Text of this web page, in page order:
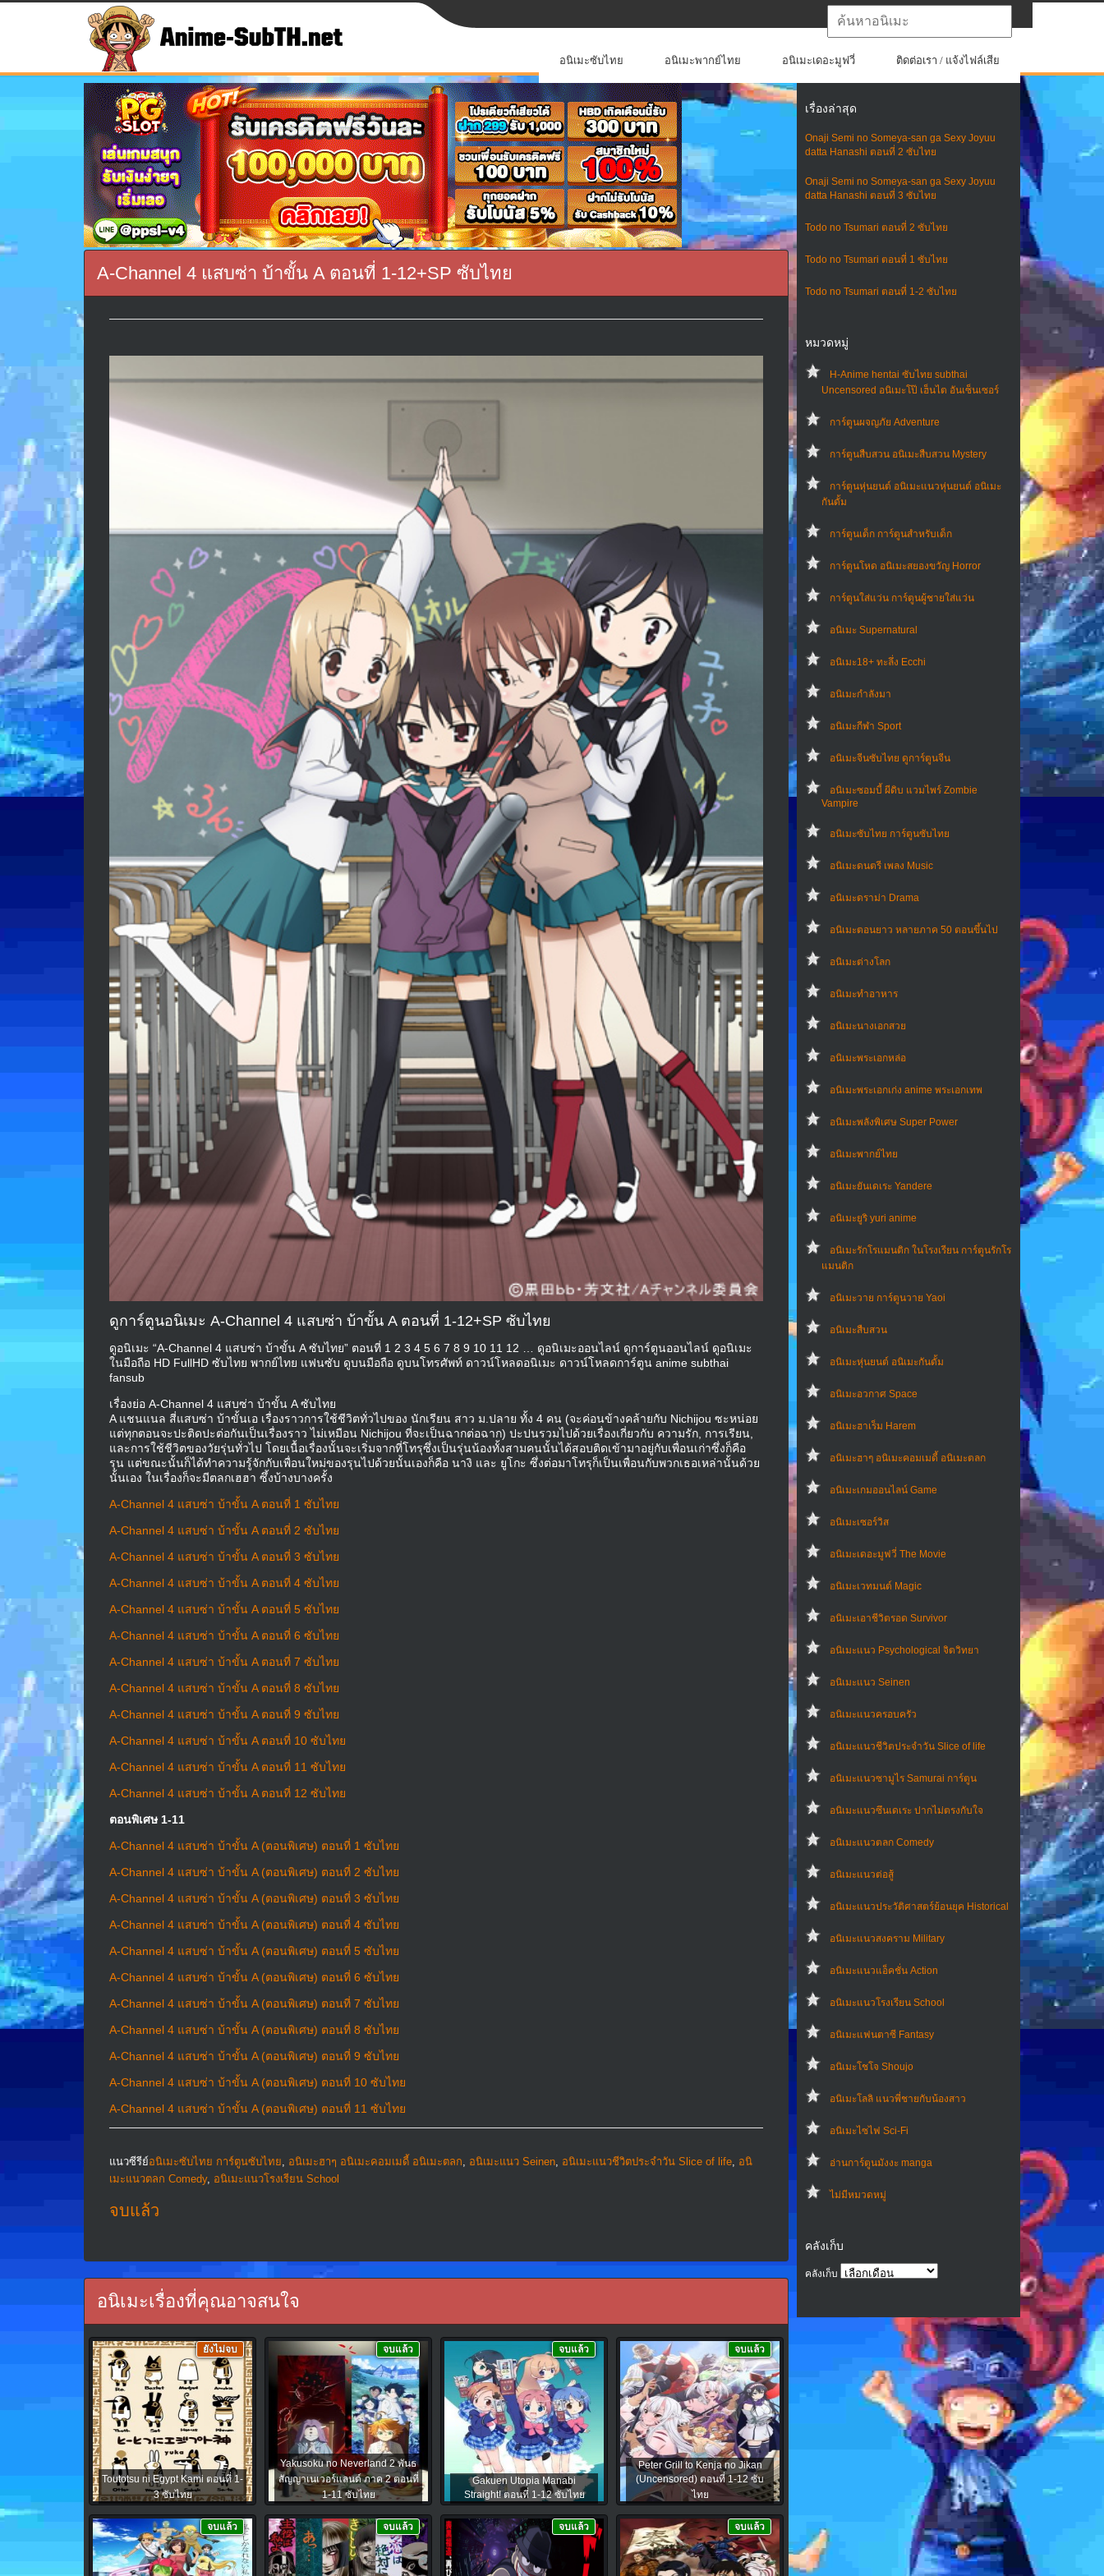
อนิเมะซับไทย อนิเมะพากย์ไทย อนิเมะเดอะมูฟวี่ ติดต่อเรา / แจ้งไฟล์เสีย
เรื่องล่าสุด
Onaji Semi no Someya-san ga Sexy Joyuu
datta Hanashi ตอนที่ 2 ซับไทย
Onaji Semi no Someya-san ga Sexy Joyuu
datta Hanashi ตอนที่ 3 ซับไทย
Todo no Tsumari ตอนที่ 2 ซับไทย
Todo no Tsumari ตอนที่ 1 ซับไทย
Todo no Tsumari ตอนที่ 1-2 ซับไทย
หมวดหมู่
H-Anime hentai ซับไทย subthai
Uncensored อนิเมะโป๊ เฮ็นไต อันเซ็นเซอร์
การ์ตูนผจญภัย Adventure
การ์ตูนสืบสวน อนิเมะสืบสวน Mystery
การ์ตูนหุ่นยนต์ อนิเมะแนวหุ่นยนต์ อนิเมะ
กันดั้ม
การ์ตูนเด็ก การ์ตูนสำหรับเด็ก
การ์ตูนโหด อนิเมะสยองขวัญ Horror
การ์ตูนใส่แว่น การ์ตูนผู้ชายใส่แว่น
อนิเมะ Supernatural
อนิเมะ18+ ทะลึ่ง Ecchi
อนิเมะกำลังมา
อนิเมะกีฬา Sport
อนิเมะจีนซับไทย ดูการ์ตูนจีน
อนิเมะซอมบี้ ผีดิบ แวมไพร์ Zombie
Vampire
อนิเมะซับไทย การ์ตูนซับไทย
อนิเมะดนตรี เพลง Music
อนิเมะดราม่า Drama
อนิเมะตอนยาว หลายภาค 50 ตอนขึ้นไป
อนิเมะต่างโลก
อนิเมะทําอาหาร
อนิเมะนางเอกสวย
อนิเมะพระเอกหล่อ
อนิเมะพระเอกเก่ง anime พระเอกเทพ
อนิเมะพลังพิเศษ Super Power
อนิเมะพากย์ไทย
อนิเมะยันเดเระ Yandere
อนิเมะยูริ yuri anime
อนิเมะรักโรแมนติก ในโรงเรียน การ์ตูนรักโร
แมนติก
อนิเมะวาย การ์ตูนวาย Yaoi
อนิเมะสืบสวน
อนิเมะหุ่นยนต์ อนิเมะกันดั้ม
อนิเมะอวกาศ Space
อนิเมะฮาเร็ม Harem
อนิเมะฮาๆ อนิเมะคอมเมดี้ อนิเมะตลก
อนิเมะเกมออนไลน์ Game
อนิเมะเซอร์วิส
อนิเมะเดอะมูฟวี่ The Movie
อนิเมะเวทมนต์ Magic
อนิเมะเอาชีวิตรอด Survivor
อนิเมะแนว Psychological จิตวิทยา
อนิเมะแนว Seinen
อนิเมะแนวครอบครัว
อนิเมะแนวชีวิตประจําวัน Slice of life
อนิเมะแนวซามูไร Samurai การ์ตูน
อนิเมะแนวซึนเดเระ ปากไม่ตรงกับใจ
อนิเมะแนวตลก Comedy
อนิเมะแนวต่อสู้
อนิเมะแนวประวัติศาสตร์ย้อนยุค Historical
อนิเมะแนวสงคราม Military
อนิเมะแนวแอ็คชั่น Action
อนิเมะแนวโรงเรียน School
อนิเมะแฟนตาซี Fantasy
อนิเมะโชโจ Shoujo
อนิเมะโลลิ แนวพี่ชายกับน้องสาว
อนิเมะไซไฟ Sci-Fi
อ่านการ์ตูนมังงะ manga
ไม่มีหมวดหมู่
คลังเก็บ
คลังเก็บ
A-Channel 4 แสบซ่า บ้าขั้น A ตอนที่ 1-12+SP ซับไทย
ดูการ์ตูนอนิเมะ A-Channel 4 แสบซ่า บ้าขั้น A ตอนที่ 1-12+SP ซับไทย
ดูอนิเมะ “A-Channel 4 แสบซ่า บ้าขั้น A ซับไทย” ตอนที่ 1 2 3 4 5 6 7 8 9 10 11 12 … ดูอนิเมะออนไลน์ ดูการ์ตูนออนไลน์ ดูอนิเมะ
ในมือถือ HD FullHD ซับไทย พากย์ไทย แฟนซับ ดูบนมือถือ ดูบนโทรศัพท์ ดาวน์โหลดอนิเมะ ดาวน์โหลดการ์ตูน anime subthai
fansub
เรื่องย่อ A-Channel 4 แสบซ่า บ้าขั้น A ซับไทย
A แชนแนล สี่แสบซ่า บ้าขั้นเอ เรื่องราวการใช้ชีวิตทั่วไปของ นักเรียน สาว ม.ปลาย ทั้ง 4 คน (จะค่อนข้างคล้ายกับ Nichijou ซะหน่อย
แต่ทุกตอนจะปะติดปะต่อกันเป็นเรื่องราว ไม่เหมือน Nichijou ที่จะเป็นฉากต่อฉาก) ปะปนรวมไปด้วยเรื่องเกี่ยวกับ ความรัก, การเรียน,
และการใช้ชีวิตของวัยรุ่นทั่วไป โดยเนื้อเรื่องนั้นจะเริ่มจากที่โทรุซึ่งเป็นรุ่นน้องทั้งสามคนนั้นได้สอบติดเข้ามาอยู่กับเพื่อนเก่าซึ่งก็คือ
รุน แต่ขณะนั้นก็ได้ทำความรู้จักกับเพื่อนใหม่ของรุนไปด้วยนั้นเองก็คือ นางิ และ ยูโกะ ซึ่งต่อมาโทรุก็เป็นเพื่อนกับพวกเธอเหล่านั้นด้วย
นั้นเอง ในเรื่องก็จะมีตลกเฮฮา ซึ้งบ้างบางครั้ง
A-Channel 4 แสบซ่า บ้าขั้น A ตอนที่ 1 ซับไทย
A-Channel 4 แสบซ่า บ้าขั้น A ตอนที่ 2 ซับไทย
A-Channel 4 แสบซ่า บ้าขั้น A ตอนที่ 3 ซับไทย
A-Channel 4 แสบซ่า บ้าขั้น A ตอนที่ 4 ซับไทย
A-Channel 4 แสบซ่า บ้าขั้น A ตอนที่ 5 ซับไทย
A-Channel 4 แสบซ่า บ้าขั้น A ตอนที่ 6 ซับไทย
A-Channel 4 แสบซ่า บ้าขั้น A ตอนที่ 7 ซับไทย
A-Channel 4 แสบซ่า บ้าขั้น A ตอนที่ 8 ซับไทย
A-Channel 4 แสบซ่า บ้าขั้น A ตอนที่ 9 ซับไทย
A-Channel 4 แสบซ่า บ้าขั้น A ตอนที่ 10 ซับไทย
A-Channel 4 แสบซ่า บ้าขั้น A ตอนที่ 11 ซับไทย
A-Channel 4 แสบซ่า บ้าขั้น A ตอนที่ 12 ซับไทย
ตอนพิเศษ 1-11
A-Channel 4 แสบซ่า บ้าขั้น A (ตอนพิเศษ) ตอนที่ 1 ซับไทย
A-Channel 4 แสบซ่า บ้าขั้น A (ตอนพิเศษ) ตอนที่ 2 ซับไทย
A-Channel 4 แสบซ่า บ้าขั้น A (ตอนพิเศษ) ตอนที่ 3 ซับไทย
A-Channel 4 แสบซ่า บ้าขั้น A (ตอนพิเศษ) ตอนที่ 4 ซับไทย
A-Channel 4 แสบซ่า บ้าขั้น A (ตอนพิเศษ) ตอนที่ 5 ซับไทย
A-Channel 4 แสบซ่า บ้าขั้น A (ตอนพิเศษ) ตอนที่ 6 ซับไทย
A-Channel 4 แสบซ่า บ้าขั้น A (ตอนพิเศษ) ตอนที่ 7 ซับไทย
A-Channel 4 แสบซ่า บ้าขั้น A (ตอนพิเศษ) ตอนที่ 8 ซับไทย
A-Channel 4 แสบซ่า บ้าขั้น A (ตอนพิเศษ) ตอนที่ 9 ซับไทย
A-Channel 4 แสบซ่า บ้าขั้น A (ตอนพิเศษ) ตอนที่ 10 ซับไทย
A-Channel 4 แสบซ่า บ้าขั้น A (ตอนพิเศษ) ตอนที่ 11 ซับไทย
แนวซีรีย์อนิเมะซับไทย การ์ตูนซับไทย, อนิเมะฮาๆ อนิเมะคอมเมดี้ อนิเมะตลก, อนิเมะแนว Seinen, อนิเมะแนวชีวิตประจําวัน Slice of life, อนิ
เมะแนวตลก Comedy, อนิเมะแนวโรงเรียน School
จบแล้ว
อนิเมะเรื่องที่คุณอาจสนใจ
Toutotsu ni Egypt Kami ตอนที่ 1-
3 ซับไทย
ยังไม่จบ
Yakusoku no Neverland 2 พันธ
สัญญาเนเวอร์แลนด์ ภาค 2 ตอนที่
1-11 ซับไทย
จบแล้ว
Gakuen Utopia Manabi
Straight! ตอนที่ 1-12 ซับไทย
จบแล้ว
Peter Grill to Kenja no Jikan
(Uncensored) ตอนที่ 1-12 ซับ
ไทย
จบแล้ว
จบแล้ว จบแล้ว จบแล้ว จบแล้ว